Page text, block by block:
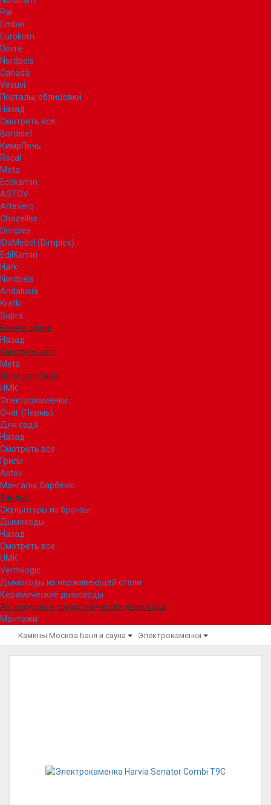
Pal
Ember
Eurokom
Dovre
Nordpeis
Canada
Vesuvi
Порталы, облицовки
Назад
Смотреть все
Bordelet
КимрПечь
Rocal
Meta
Ecokamin
ASTOV
Artevero
Chazelles
Dimplex
IDaMebel (Dimplex)
EdilKamin
Hark
Nordpeis
Andalusia
Kratki
Supra
Баня и сауна
Назад
Смотреть все
Meta
Печи для бани
НМК
Электрокаменки
Очаг (Пермь)
Для сада
Назад
Смотреть все
Грили
Astov
Мангалы, барбекю
Тандыр
Скульптуры из бронзы
Дымоходы
Назад
Смотреть все
UMK
Vermilogic
Дымоходы из нержавеющей стали
Керамические дымоходы
Аксессуары и средства чистки дымохода
Монтажи
Камины Москва Баня и сауна Электрокаменки